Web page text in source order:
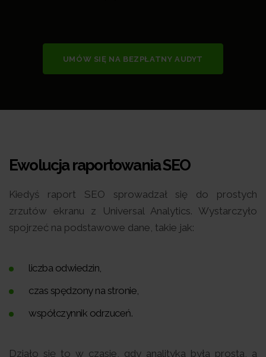
UMÓW SIĘ NA BEZPŁATNY AUDYT
Ewolucja raportowania SEO
Kiedyś raport SEO sprowadzał się do prostych
zrzutów ekranu z Universal Analytics. Wystarczyło
spojrzeć na podstawowe dane, takie jak:
liczba odwiedzin,
czas spędzony na stronie,
współczynnik odrzuceń.
Działo się to w czasie, gdy analityka była prosta, a